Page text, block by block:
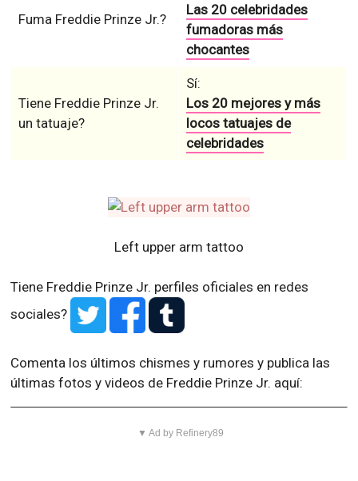
Fuma Freddie Prinze Jr.?
Las 20 celebridades
fumadoras más
chocantes
Tiene Freddie Prinze Jr.
un tatuaje?
Sí:
Los 20 mejores y más
locos tatuajes de
celebridades
Left upper arm tattoo
Tiene Freddie Prinze Jr. perfiles oficiales en redes
sociales?
Comenta los últimos chismes y rumores y publica las
últimas fotos y videos de Freddie Prinze Jr. aquí:
▼ Ad by Refinery89